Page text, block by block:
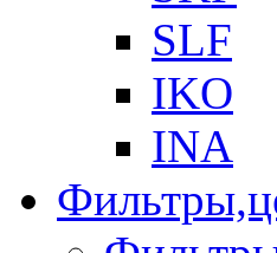
SLF
IKO
INA